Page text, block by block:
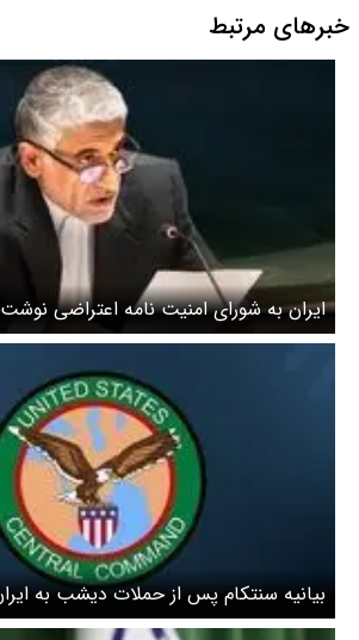
خبرهای مرتبط
ایران به شورای امنیت نامه اعتراضی نوشت
نظامی حمله کردیم + ویدئو